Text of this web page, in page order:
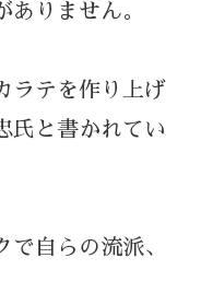
りません。
ラテを作り上げ
氏と書かれてい
自らの流派、